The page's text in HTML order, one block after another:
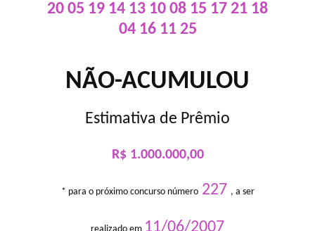
20 05 19 14 13 10 08 15 17 21 18
04 16 11 25
NÃO-ACUMULOU
Estimativa de Prêmio
R$ 1.000.000,00
* para o próximo concurso número227 , a ser
11/06/2007